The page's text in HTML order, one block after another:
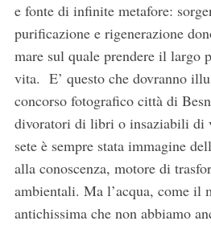
e fonte di infinite metafore:
purificazione e rigenerazione
mare sul quale prendere il largo
vita. E’ questo che dovranno
concorso fotografico città di
divoratori di libri o insaziabili di
sete è sempre stata immagine
alla conoscenza, motore di
ambientali. Ma l’acqua, come il
antichissima che non abbiamo